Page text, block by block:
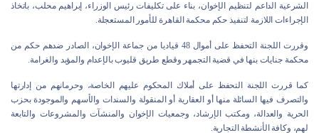
الشرعية الداعم لتنظيم الإخوان، بناء على تكليفات رئيس الوزراء، إبراهيم محلب، باتخاذ
الإجراءات اللازمة لتنفيذ حكم محكمة القاهرة للأمور المستعجلة.
وقررت اللجنة التحفظ على أموال 48 قياديا من جماعة الإخوان، الصادر ضدهم حكم من
محكمة جنايات بنها في قضية التجمهر وقطع طريق قليوب بالإعدام والمؤبد والغرامة.
كما قررت اللجنة التحفظ على أملاك المحكوم عليهم الخاصة، وحرمانهم من إدارتها
والتصرف فيها السائلة منها أو العقارية أو المنقولة والسندات والأسهم والموجودة بحزب
الحرية والعدالة، ومكتب الإرشاد، وجمعيات الإخوان والمنشآت والمشروعات والتابعة
لهم، وكافة الأنشطة التجارية.